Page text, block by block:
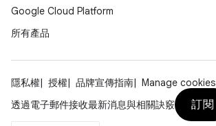
Google Cloud Platform
所有產品
隱私權 授權 品牌宣傳指南
Manage cookies
透過電子郵件接收最新消息與相關訣竅
訂閱